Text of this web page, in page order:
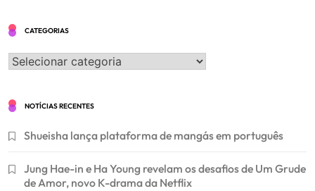
CATEGORIAS
Categorias
NOTÍCIAS RECENTES
Shueisha lança plataforma de mangás em português
Jung Hae-in e Ha Young revelam os desafios de Um Grude
de Amor, novo K-drama da Netflix